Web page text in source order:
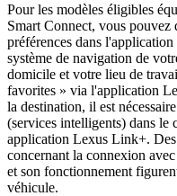
Pour les modèles éligibles
Smart Connect, vous
préférences dans
système de navigation de
domicile et votre lieu de
favorites » via l'application
la destination, il est
(services intelligents) dans le
application Lexus Link+.
concernant la connexion
et son fonctionnement
véhicule.